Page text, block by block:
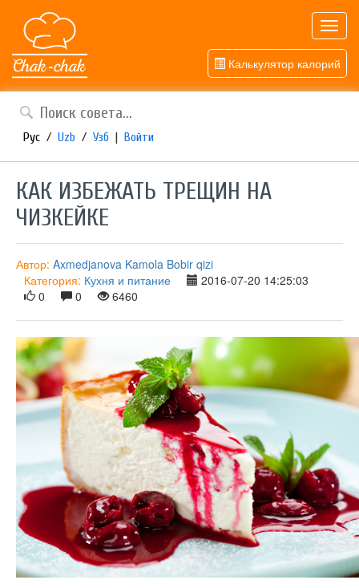
Калькулятор калорий
Рус / Uzb / Узб | Войти
КАК ИЗБЕЖАТЬ ТРЕЩИН НА
ЧИЗКЕЙКЕ
Автор: Axmedjanova Kamola Bobir qizi
Категория: Кухня и питание
2016-07-20 14:25:03
0
0 6460